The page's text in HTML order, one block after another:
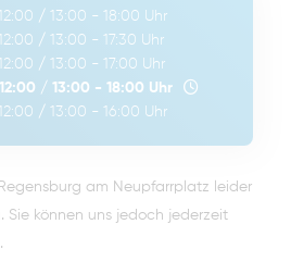
/ 13:00 - 18:00 Uhr
/ 13:00 - 17:30 Uhr
/ 13:00 - 17:00 Uhr
/ 13:00 - 18:00 Uhr
/ 13:00 - 16:00 Uhr
am Neupfarrplatz leider
Sie können uns jedoch jederzeit
.